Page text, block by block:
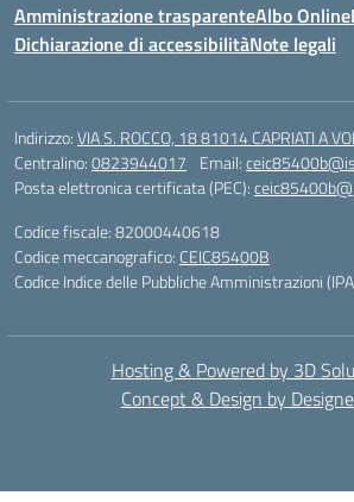
Amministrazione trasparenteAlbo Online
Dichiarazione di accessibilitàNote legali
Indirizzo:VIA S. ROCCO, 18 81014 CAPRIATI A
Centralino:0823944017 Email:
Posta elettronica certificata (PEC):
Codice fiscale: 82000440618
Codice meccanografico: CEIC85400B
Codice Indice delle Pubbliche Amministrazioni
Hosting & Powered by 3D
Concept & Design by